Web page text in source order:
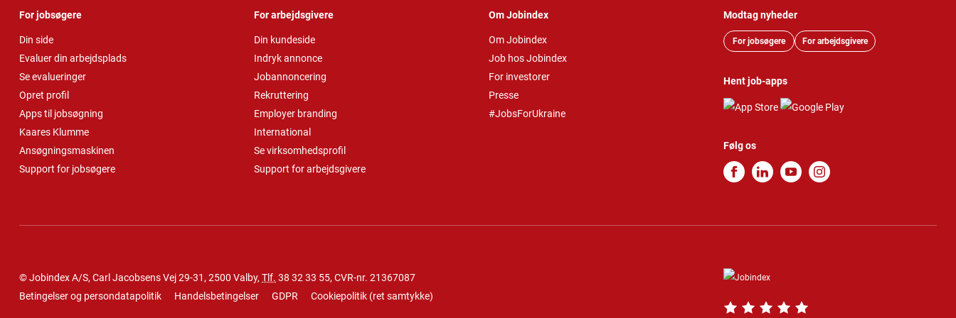
For jobsøgere
Din side
Evaluer din arbejdsplads
Se evalueringer
Opret profil
Apps til jobsøgning
Kaares Klumme
Ansøgningsmaskinen
Support for jobsøgere
For arbejdsgivere
Din kundeside
Indryk annonce
Jobannoncering
Rekruttering
Employer branding
International
Se virksomhedsprofil
Support for arbejdsgivere
Om Jobindex
Om Jobindex
Job hos Jobindex
For investorer
Presse
#JobsForUkraine
Modtag nyheder
For jobsøgere For arbejdsgivere
Hent job-apps
Følg os
© Jobindex A/S, Carl Jacobsens Vej 29-31, 2500 Valby, Tlf. 38 32 33 55, CVR-nr. 21367087
Betingelser og persondatapolitik
Handelsbetingelser GDPR Cookiepolitik (ret samtykke)